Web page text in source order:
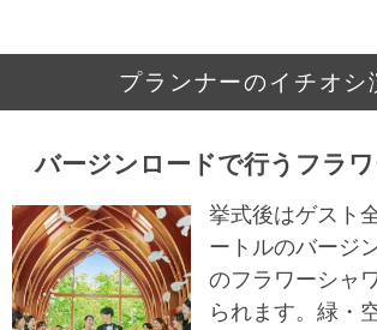
プランナーのイチオシ
バージンロードで行うフラ
挙式後はゲスト
ートルのバージ
のフラワーシャ
られます。緑・